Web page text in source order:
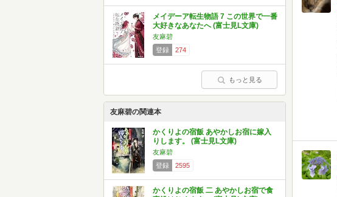
メイデーア転生物語 7 この世界で一番
大好きなあなたへ (富士見L文庫)
友麻碧
登録
274
もっと見る
友麻碧の関連本
かくりよの宿飯 あやかしお宿に嫁入
りします。 (富士見L文庫)
友麻碧
登録
2595
かくりよの宿飯 二 あやかしお宿で食